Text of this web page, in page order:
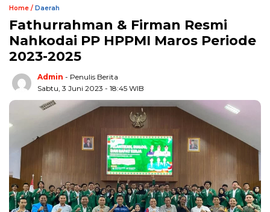
Home / Daerah
Fathurrahman & Firman Resmi
Nahkodai PP HPPMI Maros Periode
2023-2025
Admin - Penulis Berita
Sabtu, 3 Juni 2023 - 18:45 WIB